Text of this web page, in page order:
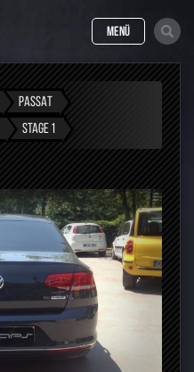
MENÜ
PASSAT
STAGE 1